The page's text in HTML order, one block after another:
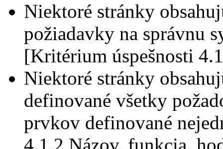
Niektoré stránky
požiadavky na správnu
[Kritérium úspešnosti
Niektoré stránky
definované všetky
prvkov definované